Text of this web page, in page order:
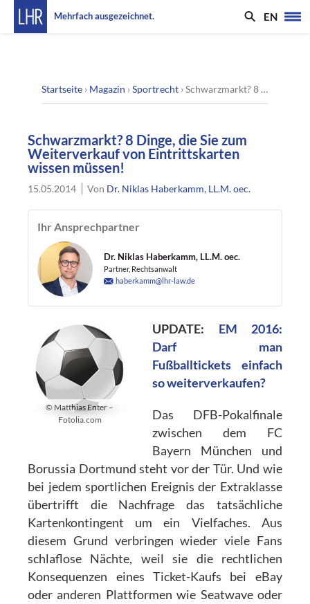
Mehrfach ausgezeichnet. EN
Startseite › Magazin ›Sportrecht ›Schwarzmarkt? 8 Dinge, die Sie zum Weiterverkauf von Eintrittskarten wissen müssen!
Schwarzmarkt? 8 Dinge, die Sie zum
Weiterverkauf von Eintrittskarten
wissen müssen!
15.05.2014 Von Dr. Niklas Haberkamm, LL.M. oec.
Ihr Ansprechpartner
Dr. Niklas Haberkamm, LL.M. oec.
Partner, Rechtsanwalt
haberkamm@lhr-law.de
© Matthias Enter –
Fotolia.com
UPDATE: EM 2016:
Darf man
Fußballtickets einfach
so weiterverkaufen?
Das DFB-Pokalfinale
zwischen dem FC
Bayern München und
Borussia Dortmund steht vor der Tür. Und wie
bei jedem sportlichen Ereignis der Extraklasse
übertrifft die Nachfrage das tatsächliche
Kartenkontingent um ein Vielfaches. Aus
diesem Grund verbringen wieder viele Fans
schlaflose Nächte, weil sie die rechtlichen
Konsequenzen eines Ticket-Kaufs bei eBay
oder anderen Plattformen wie Seatwave oder